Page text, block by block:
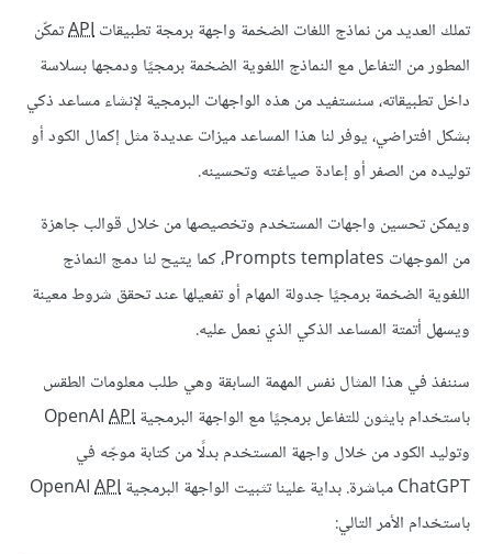
تملك العديد من نماذج اللغات الضخمة واجهة برمجة تطبيقاتAPIتمكّن
المطور من التفاعل مع النماذج اللغوية الضخمة برمجيًا ودمجها بسلاسة
داخل تطبيقاته، سنستفيد من هذه الواجهات البرمجية لإنشاء مساعد ذكي
بشكل افتراضي، يوفر لنا هذا المساعد ميزات عديدة مثل إكمال الكود أو
توليده من الصفر أو إعادة صياغته وتحسينه.
ويمكن تحسين واجهات المستخدم وتخصيصها من خلال قوالب جاهزة
من الموجهات Prompts templates، كما يتيح لنا دمج النماذج
اللغوية الضخمة برمجيًا جدولة المهام أو تفعيلها عند تحقق شروط معينة
ويسهل أتمتة المساعد الذكي الذي نعمل عليه.
سننفذ في هذا المثال نفس المهمة السابقة وهي طلب معلومات الطقس
باستخدام بايثون للتفاعل برمجيًا مع الواجهة البرمجية OpenAIAPI
وتوليد الكود من خلال واجهة المستخدم بدلًا من كتابة موجّه في
ChatGPT مباشرة. بداية علينا تثبيت الواجهة البرمجية OpenAI
API
باستخدام الأمر التالي: